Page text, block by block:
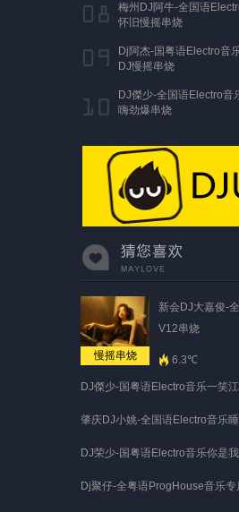
梅州DJ阿牛-全国语
怀旧慢摇串烧
Dj阿杰-国粤语Electro音
DJ慢摇串烧
DJ傑少-全国语Electro音
嗨劲爆串烧
慢摇串烧
新会DJ大嘉俊-
V12串烧
6.3℃
DJ傑少-国粤语Electro音乐一笑
肇庆DJ小姚-全国语Electro音乐
DJ荣少-国粤语Electro音乐你是
Dj聚仔-全粤语ProgHouse音乐